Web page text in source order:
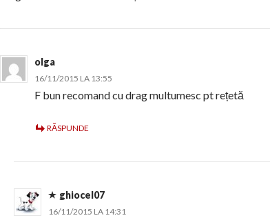
olga
16/11/2015 LA 13:55
F bun recomand cu drag multumesc pt rețetă
RĂSPUNDE
ghiocel07
16/11/2015 LA 14:31